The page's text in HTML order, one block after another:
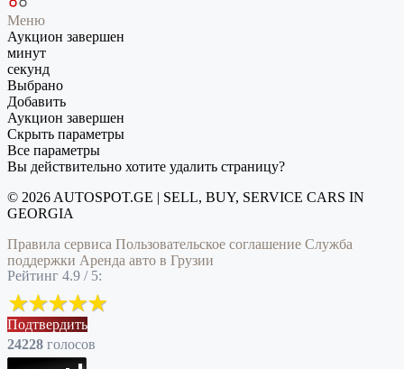
Меню
Аукцион завершен
минут
секунд
Выбрано
Добавить
Аукцион завершен
Скрыть параметры
Все параметры
Вы действительно хотите удалить страницу?
© 2026 AUTOSPOT.GE | SELL, BUY, SERVICE CARS IN
GEORGIA
Правила сервиса Пользовательское соглашение Служба
поддержки Аренда авто в Грузии
Рейтинг 4.9 / 5:
Подтвердить
24228 голоcов